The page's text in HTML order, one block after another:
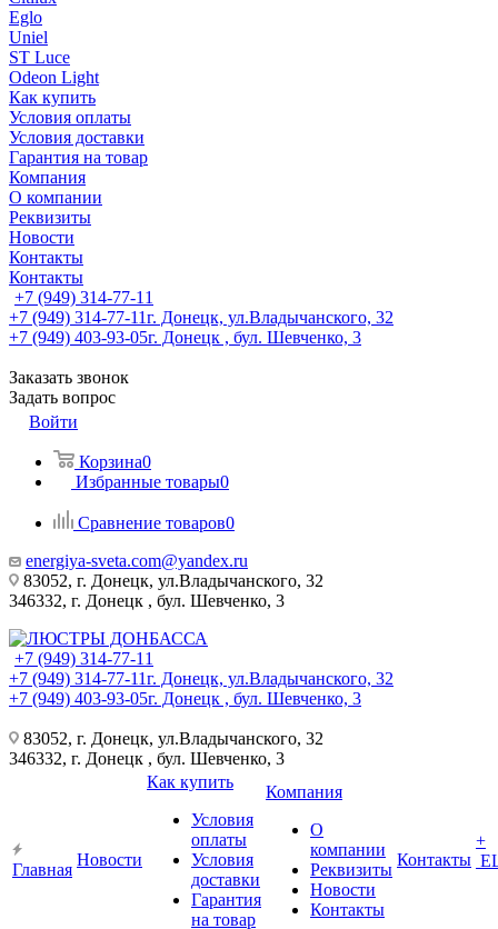
Eglo
Uniel
ST Luce
Odeon Light
Как купить
Условия оплаты
Условия доставки
Гарантия на товар
Компания
О компании
Реквизиты
Новости
Контакты
Контакты
+7 (949) 314-77-11
+7 (949) 314-77-11г. Донецк, ул.Владычанского, 32
+7 (949) 403-93-05г. Донецк , бул. Шевченко, 3
Заказать звонок
Задать вопрос
Войти
Корзина0
Избранные товары0
Сравнение товаров0
energiya-sveta.com@yandex.ru
83052, г. Донецк, ул.Владычанского, 32
346332, г. Донецк , бул. Шевченко, 3
+7 (949) 314-77-11
+7 (949) 314-77-11г. Донецк, ул.Владычанского, 32
+7 (949) 403-93-05г. Донецк , бул. Шевченко, 3
83052, г. Донецк, ул.Владычанского, 32
346332, г. Донецк , бул. Шевченко, 3
Главная
Новости
Как купить
Условия
оплаты
Условия
доставки
Гарантия
на товар
Компания
О
компании
Реквизиты
Новости
Контакты
Контакты
+